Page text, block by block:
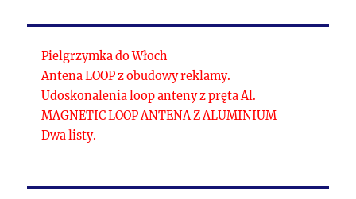
Pielgrzymka do Włoch
Antena LOOP z obudowy reklamy.
Udoskonalenia loop anteny z pręta Al.
MAGNETIC LOOP ANTENA Z ALUMINIUM
Dwa listy.